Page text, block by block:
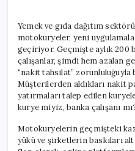
Yemek ve gıda dağıtım
motokuryeler, yeni
geçiriyor. Geçmişte aylık 200
çalışanlar, şimdi hem azalan
“nakit tahsilat” zorunluluğuyla
Müşterilerden aldıkları nakit
yatırmaları talep edilen
kurye miyiz, banka çalışanı
Motokuryelerin geçmişteki
yükü ve şirketlerin baskıları